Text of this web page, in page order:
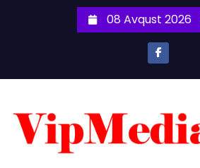
08 Avqust 2026